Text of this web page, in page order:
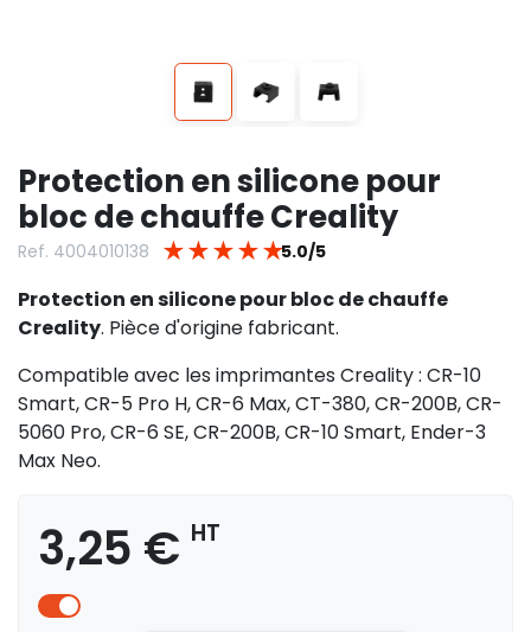
Protection en silicone pour
bloc de chauffe Creality
Ref. 4004010138 ★ ★ ★ ★ ★5.0/5
Protection en silicone pour bloc de chauffe
Creality. Pièce d'origine fabricant.
Compatible avec les imprimantes Creality : CR-10
Smart, CR-5 Pro H, CR-6 Max, CT-380, CR-200B, CR-
5060 Pro, CR-6 SE, CR-200B, CR-10 Smart, Ender-3
Max Neo.
3,25 € HT